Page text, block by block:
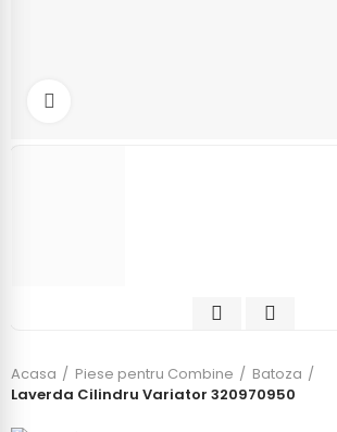
Acasa Piese pentru Combine
Batoza
Laverda Cilindru Variator 320970950